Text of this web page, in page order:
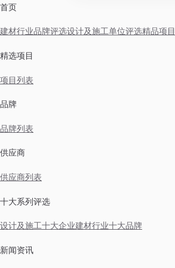
首页
建材行业品牌评选设计及施工单位评选精品项目
精选项目
项目列表
品牌
品牌列表
供应商
供应商列表
十大系列评选
设计及施工十大企业建材行业十大品牌
新闻资讯